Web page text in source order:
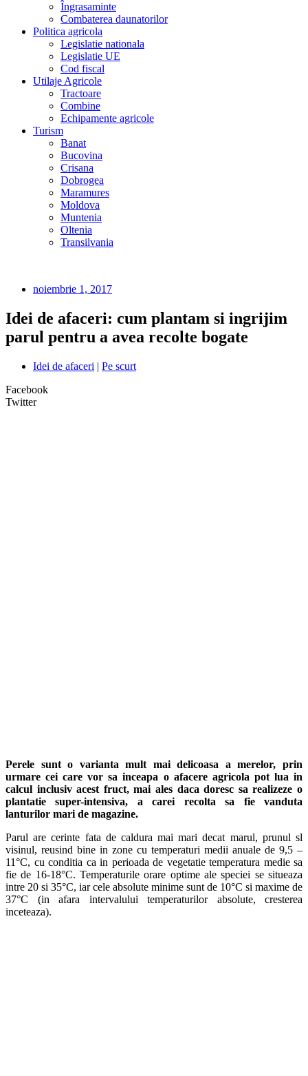
Îngrasaminte
Combaterea daunatorilor
Politica agricola
Legislatie nationala
Legislatie UE
Cod fiscal
Utilaje Agricole
Tractoare
Combine
Echipamente agricole
Turism
Banat
Bucovina
Crisana
Dobrogea
Maramures
Moldova
Muntenia
Oltenia
Transilvania
noiembrie 1, 2017
Idei de afaceri: cum plantam si ingrijim
parul pentru a avea recolte bogate
Idei de afaceri | Pe scurt
Facebook
Twitter
Perele sunt o varianta mult mai delicoasa a merelor, prin
urmare cei care vor sa inceapa o afacere agricola pot lua in
calcul inclusiv acest fruct, mai ales daca doresc sa realizeze o
plantatie super-intensiva, a carei recolta sa fie vanduta
lanturilor mari de magazine.
Parul are cerinte fata de caldura mai mari decat marul, prunul sl
visinul, reusind bine in zone cu temperaturi medii anuale de 9,5 –
11°C, cu conditia ca in perioada de vegetatie temperatura medie sa
fie de 16-18°C. Temperaturile orare optime ale speciei se situeaza
intre 20 si 35°C, iar cele absolute minime sunt de 10°C si maxime de
37°C (in afara intervalului temperaturilor absolute, cresterea
inceteaza).